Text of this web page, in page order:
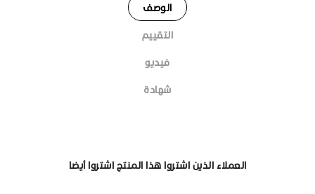
الوصف
التقييم
فيديو
شهادة
العملاء الذين اشتروا هذا المنتج اشتروا أيضا